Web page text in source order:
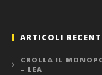
ARTICOLI
CROLLA IL
– LEA